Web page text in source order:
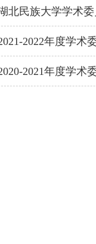
北民族大学学术
2022年度学术
2021年度学术